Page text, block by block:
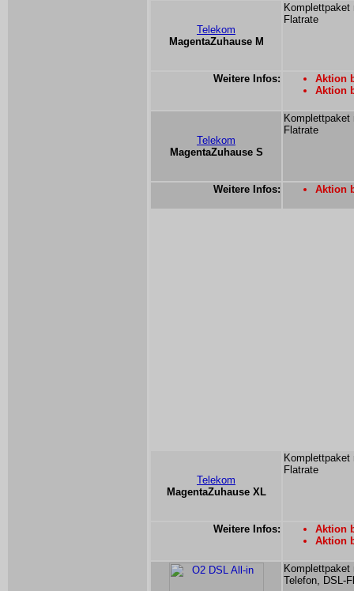
Telekom
MagentaZuhause M
Flatrate
Weitere Infos:
Aktion
Aktion
Telekom
MagentaZuhause S
Flatrate
Weitere Infos: Aktion
Telekom
MagentaZuhause XL
Flatrate
Weitere Infos:
Aktion
Aktion
Telefon, DSL-